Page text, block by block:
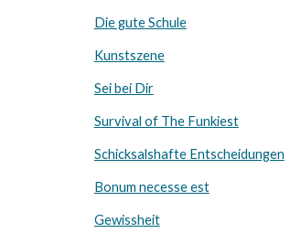
Die gute Schule
Kunstszene
Sei bei Dir
Survival of The Funkiest
Schicksalshafte Entscheidungen
Bonum necesse est
Gewissheit